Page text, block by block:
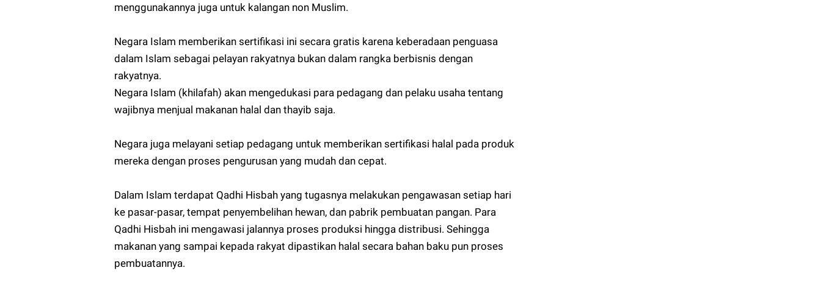
menggunakannya juga untuk kalangan non Muslim.
Negara Islam memberikan sertifikasi ini secara gratis karena keberadaan penguasa
dalam Islam sebagai pelayan rakyatnya bukan dalam rangka berbisnis dengan
rakyatnya.
Negara Islam (khilafah) akan mengedukasi para pedagang dan pelaku usaha tentang
wajibnya menjual makanan halal dan thayib saja.
Negara juga melayani setiap pedagang untuk memberikan sertifikasi halal pada produk
mereka dengan proses pengurusan yang mudah dan cepat.
Dalam Islam terdapat Qadhi Hisbah yang tugasnya melakukan pengawasan setiap hari
ke pasar-pasar, tempat penyembelihan hewan, dan pabrik pembuatan pangan. Para
Qadhi Hisbah ini mengawasi jalannya proses produksi hingga distribusi. Sehingga
makanan yang sampai kepada rakyat dipastikan halal secara bahan baku pun proses
pembuatannya.